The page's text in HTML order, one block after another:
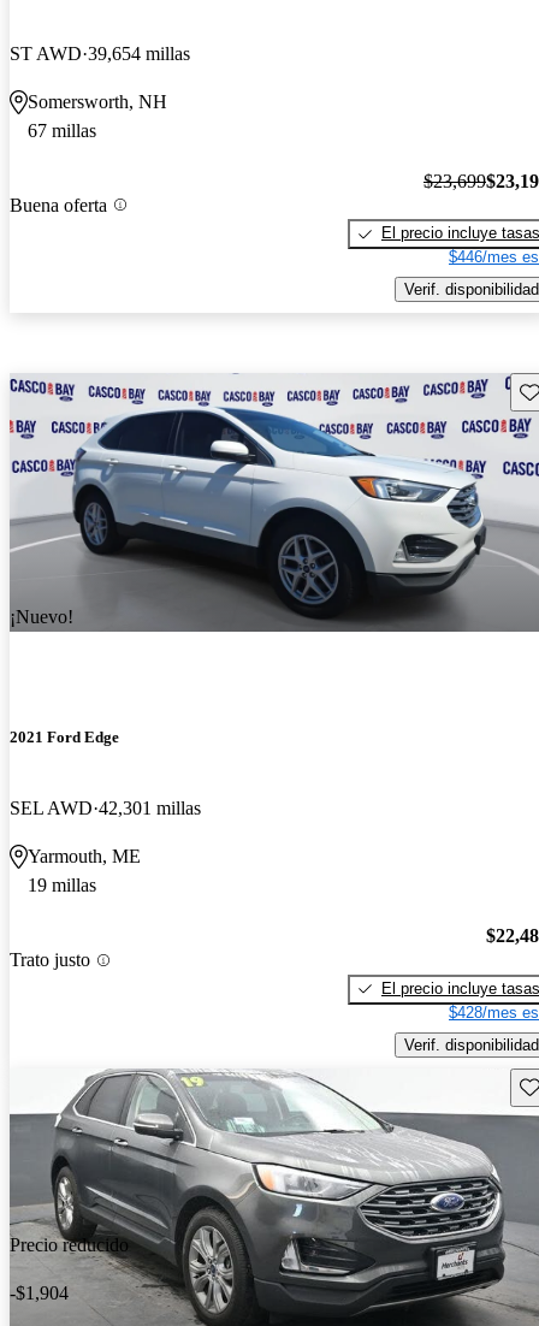
ST AWD 39,654 millas
Somersworth, NH
67 millas
Buena oferta
$23,699
El precio incluye tasas
$446/mes
Verif. disponibilidad
¡Nuevo!
2021 Ford Edge
SEL AWD 42,301 millas
Yarmouth, ME
19 millas
Trato justo
El precio incluye tasas
$428/mes
Verif. disponibilidad
Precio reducido
-$1,904